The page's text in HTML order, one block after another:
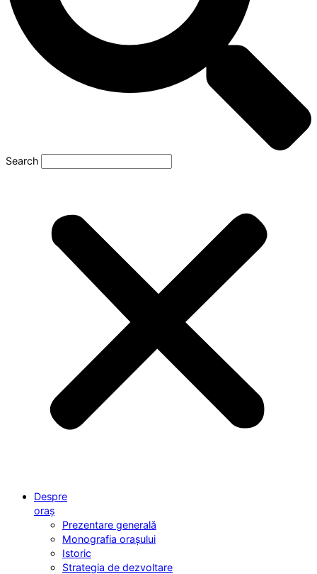
Search
Despre
oraș
Prezentare generală
Monografia orașului
Istoric
Strategia de dezvoltare